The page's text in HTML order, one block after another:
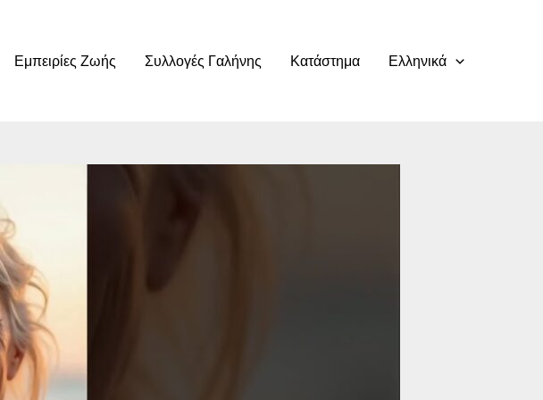
Εμπειρίες Ζωής Συλλογές Γαλήνης Κατάστημα Ελληνικά